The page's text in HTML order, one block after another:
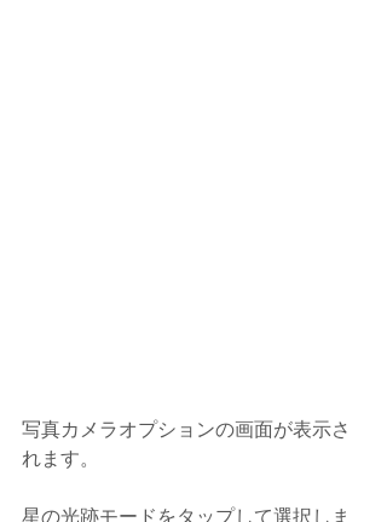
写真カメラオプションの画面が表示さ
れます。
星の光跡モードをタップして選択しま